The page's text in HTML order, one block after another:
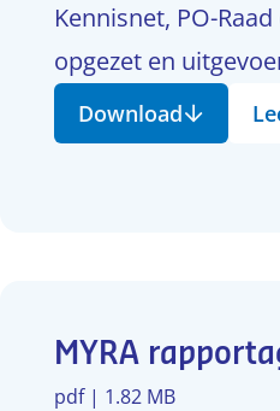
Kennisnet, PO-
opgezet en
Download
MYRA
pdf | 1.82 MB